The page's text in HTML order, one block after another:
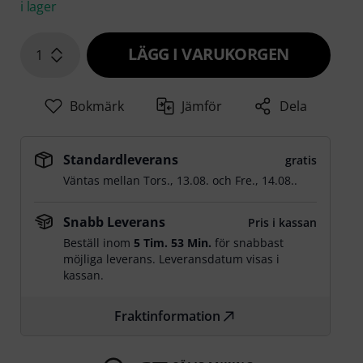
i lager
1 LÄGG I VARUKORGEN
Bokmärk Jämför Dela
Standardleverans
gratis
Väntas mellanTors., 13.08. och Fre., 14.08..
Snabb Leverans
Pris i kassan
Beställ inom 5 Tim. 53 Min. för snabbast
möjliga leverans. Leveransdatum visas i
kassan.
Fraktinformation